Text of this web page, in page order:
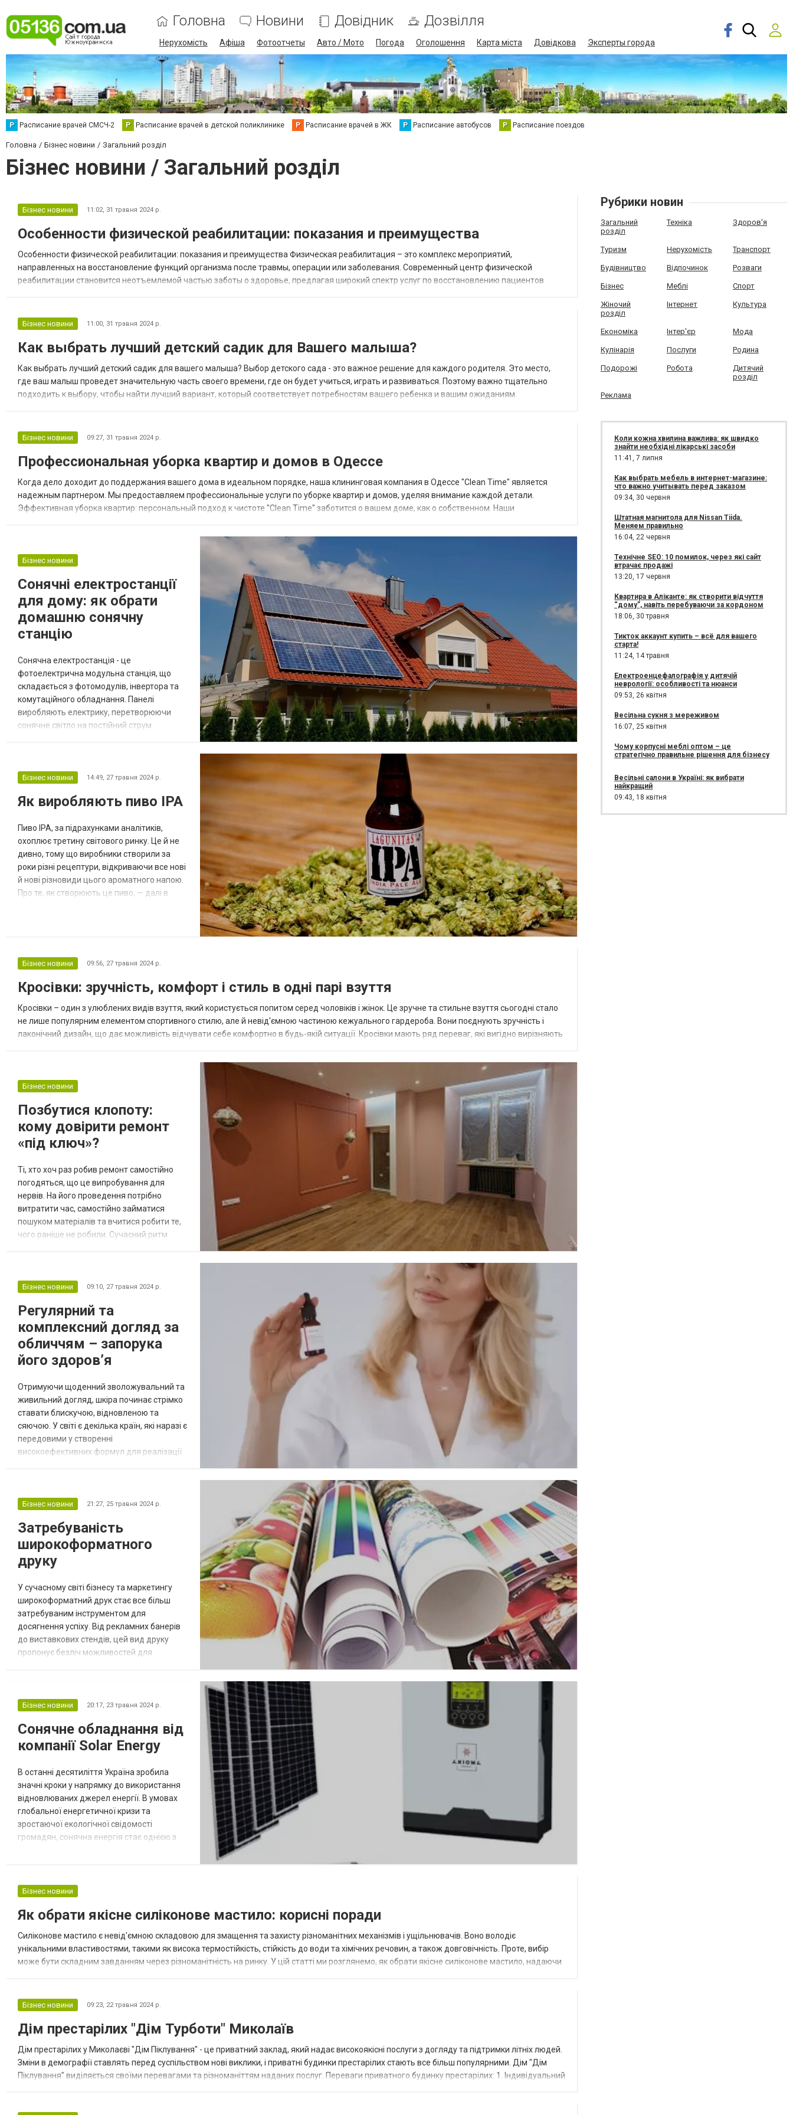
Головна Новини Довідник Дозвілля
Нерухомість Афіша Фотоотчеты Авто / Мото Погода Оголошення Карта міста Довідкова Эксперты города
Р Расписание врачей СМСЧ-2 Р Расписание врачей в детской поликлинике Р Расписание врачей в ЖК Р Расписание автобусов Р Расписание поездов
Головна Бізнес новини Загальний розділ
Бізнес новини / Загальний розділ
Бізнес новини 11:02, 31 травня 2024 р.
Особенности физической реабилитации: показания и преимущества
Особенности физической реабилитации: показания и преимущества Физическая реабилитация – это комплекс мероприятий,
направленных на восстановление функций организма после травмы, операции или заболевания. Современный центр физической
реабилитации становится неотъемлемой частью заботы о здоровье, предлагая широкий спектр услуг по восстановлению пациентов
Бізнес новини 11:00, 31 травня 2024 р.
Как выбрать лучший детский садик для Вашего малыша?
Как выбрать лучший детский садик для вашего малыша? Выбор детского сада - это важное решение для каждого родителя. Это место,
где ваш малыш проведет значительную часть своего времени, где он будет учиться, играть и развиваться. Поэтому важно тщательно
подходить к выбору, чтобы найти лучший вариант, который соответствует потребностям вашего ребенка и вашим ожиданиям.
Бізнес новини 09:27, 31 травня 2024 р.
Профессиональная уборка квартир и домов в Одессе
Когда дело доходит до поддержания вашего дома в идеальном порядке, наша клининговая компания в Одессе "Clean Time" является
надежным партнером. Мы предоставляем профессиональные услуги по уборке квартир и домов, уделяя внимание каждой детали.
Эффективная уборка квартир: персональный подход к чистоте "Clean Time" заботится о вашем доме, как о собственном. Наши
Бізнес новини
Сонячні електростанції
для дому: як обрати
домашню сонячну
станцію
Сонячна електростанція - це
фотоелектрична модульна станція, що
складається з фотомодулів, інвертора та
комутаційного обладнання. Панелі
виробляють електрику, перетворюючи
сонячне світло на постійний струм.
електромережу. Мати свою власну
престижно, вигідно і далекоглядно по
роду, інвестиц...
Бізнес новини 14:49, 27 травня 2024 р.
Як виробляють пиво IPA
Пиво IPA, за підрахунками аналітиків,
охоплює третину світового ринку. Це й не
дивно, тому що виробники створили за
роки різні рецептури, відкриваючи все нові
й нові різновиди цього ароматного напою.
Про те, як створюють це пиво, — далі в
США, які швидко зрозуміли, що цей сорт до
вподоби багатьом. Тому сь...
Бізнес новини 09:56, 27 травня 2024 р.
Кросівки: зручність, комфорт і стиль в одні парі взуття
Кросівки – один з улюблених видів взуття, який користується попитом серед чоловіків і жінок. Це зручне та стильне взуття сьогодні стало
не лише популярним елементом спортивного стилю, але й невід'ємною частиною кежуального гардероба. Вони поєднують зручність і
лаконічний дизайн, що дає можливість відчувати себе комфортно в будь-якій ситуації. Кросівки мають ряд переваг, які вигідно вирізняють
Бізнес новини
Позбутися клопоту:
кому довірити ремонт
«під ключ»?
Ті, хто хоч раз робив ремонт самостійно
погодяться, що це випробування для
нервів. На його проведення потрібно
витратити час, самостійно займатися
пошуком матеріалів та вчитися робити те,
чого раніше не робили. Сучасний ритм
звернення до компанії «Добрий Ґазда».
реалізовуючи проекти різної складності.
Майстри...
Бізнес новини 09:10, 27 травня 2024 р.
Регулярний та
комплексний догляд за
обличчям – запорука
його здоров’я
Отримуючи щоденний зволожувальний та
живильний догляд, шкіра починає стрімко
ставати блискучою, відновленою та
сяючою. У світі є декілька країн, які наразі є
передовими у створенні
високоефективних формул для реалізації
використанні переважно натуральних
зовнішню красу, при цьому не руйнуючи
внутрішні системи...
Бізнес новини 21:27, 25 травня 2024 р.
Затребуваність
широкоформатного
друку
У сучасному світі бізнесу та маркетингу
широкоформатний друк стає все більш
затребуваним інструментом для
досягнення успіху. Від рекламних банерів
до виставкових стендів, цей вид друку
пропонує безліч можливостей для
широкоформатного друку, пропонуючи
рішення. Пройшовши за посиланням
https://gero.com.ua/shirokoformatnij-d...
Бізнес новини 20:17, 23 травня 2024 р.
Сонячне обладнання від
компанії Solar Energy
В останні десятиліття Україна зробила
значні кроки у напрямку до використання
відновлюваних джерел енергії. В умовах
глобальної енергетичної кризи та
зростаючої екологічної свідомості
громадян, сонячна енергія стає однією з
Energy, яка займається постачанням та
всій країні. Історія компанії Компанія
Бізнес новини
Як обрати якісне силіконове мастило: корисні поради
Силіконове мастило є невід'ємною складовою для змащення та захисту різноманітних механізмів і ущільнювачів. Воно володіє
унікальними властивостями, такими як висока термостійкість, стійкість до води та хімічних речовин, а також довговічність. Проте, вибір
може бути складним завданням через різноманітність на ринку. У цій статті ми розглянемо, як обрати якісне силіконове мастило, надаючи
Бізнес новини 09:23, 22 травня 2024 р.
Дім престарілих "Дім Турботи" Миколаїв
Дім престарілих у Миколаєві "Дім Піклування" - це приватний заклад, який надає високоякісні послуги з догляду та підтримки літніх людей.
Зміни в демографії ставлять перед суспільством нові виклики, і приватні будинки престарілих стають все більш популярними. Дім "Дім
Піклування" виділяється своїми перевагами та різноманіттям наданих послуг. Переваги приватного будинку престарілих: 1. Індивідуальний
Рубрики новин
Загальний
розділ
Техніка Здоров'я
Туризм Нерухомість Транспорт
Будівництво Відпочинок Розваги
Бізнес Меблі Спорт
Жіночий
розділ
Інтернет Культура
Економіка Інтер'єр Мода
Кулінарія Послуги Родина
Подорожі Робота
Дитячий
розділ
Реклама
Коли кожна хвилина важлива: як швидко
знайти необхідні лікарські засоби
11:41, 7 липня
Как выбрать мебель в интернет-магазине:
что важно учитывать перед заказом
09:34, 30 червня
Штатная магнитола для Nissan Tiida.
Меняем правильно
16:04, 22 червня
Технічне SEO: 10 помилок, через які сайт
втрачає продажі
13:20, 17 червня
Квартира в Аліканте: як створити відчуття
“дому”, навіть перебуваючи за кордоном
18:06, 30 травня
Тикток аккаунт купить – всё для вашего
старта!
11:24, 14 травня
Електроенцефалографія у дитячій
неврології: особливості та нюанси
09:53, 26 квітня
Весільна сукня з мереживом
16:07, 25 квітня
Чому корпусні меблі оптом – це
стратегічно правильне рішення для бізнесу
Весільні салони в Україні: як вибрати
найкращий
09:43, 18 квітня